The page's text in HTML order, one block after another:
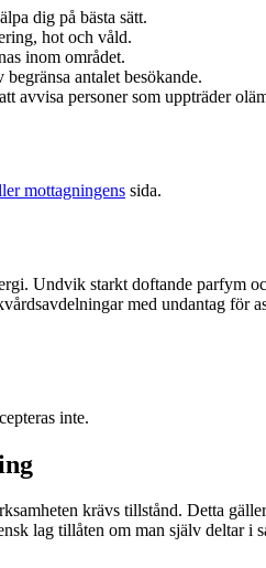
dig på bästa sätt.
hot och våld.
inom området.
antalet besökande.
avvisa personer som uppträder
mottagningens sida.
Undvik starkt doftande parfym
med undantag för
inte.
krävs tillstånd. Detta
lag tillåten om man själv deltar i